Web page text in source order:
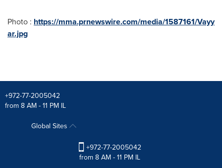
Photo : https://mma.prnewswire.com/media/1587161/Vayy
ar.jpg
+972-77-2005042
from 8 AM - 11 PM IL
Global Sites
+972-77-2005042
from 8 AM - 11 PM IL